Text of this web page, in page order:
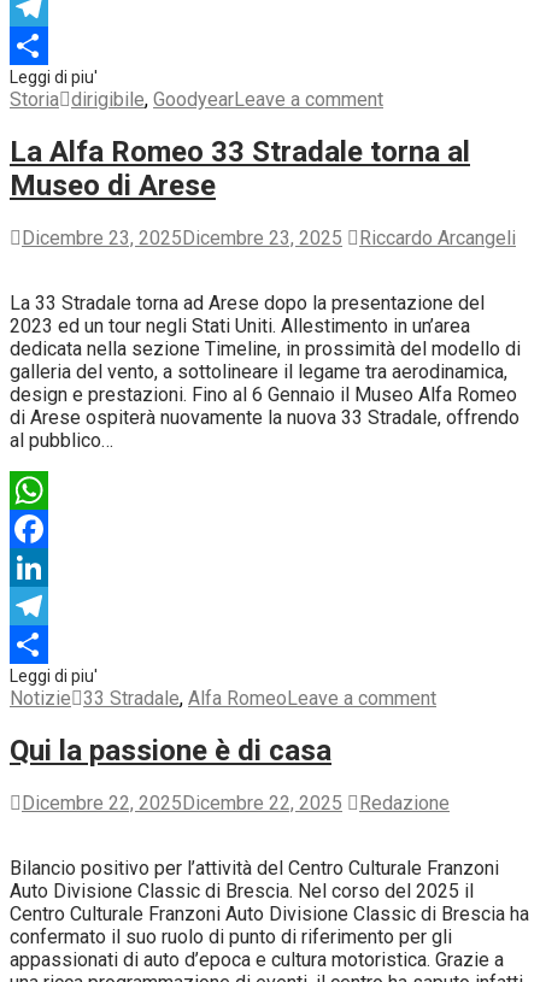
LinkedIn
Telegram
Condividi
Storia dirigibile, GoodyearLeave a comment
La Alfa Romeo 33 Stradale torna al
Museo di Arese
Dicembre 23, 2025Dicembre 23, 2025 Riccardo Arcangeli
La 33 Stradale torna ad Arese dopo la presentazione del
2023 ed un tour negli Stati Uniti. Allestimento in un’area
dedicata nella sezione Timeline, in prossimità del modello di
galleria del vento, a sottolineare il legame tra aerodinamica,
design e prestazioni. Fino al 6 Gennaio il Museo Alfa Romeo
di Arese ospiterà nuovamente la nuova 33 Stradale, offrendo
al pubblico…
WhatsApp
Facebook
LinkedIn
Telegram
Condividi
Notizie 33 Stradale, Alfa RomeoLeave a comment
Qui la passione è di casa
Dicembre 22, 2025Dicembre 22, 2025 Redazione
Bilancio positivo per l’attività del Centro Culturale Franzoni
Auto Divisione Classic di Brescia. Nel corso del 2025 il
Centro Culturale Franzoni Auto Divisione Classic di Brescia ha
confermato il suo ruolo di punto di riferimento per gli
appassionati di auto d’epoca e cultura motoristica. Grazie a